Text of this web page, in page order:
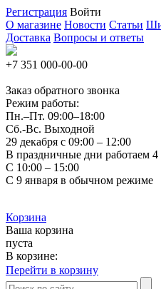
Регистрация Войти
О магазине Новости Статьи
Доставка Вопросы и ответы
+7 351 000-00-00
Заказ обратного звонка
Режим работы:
Пн.–Пт. 09:00–18:00
Сб.-Вс. Выходной
29 декабря с 09:00 – 12:00
В праздничные дни работаем 4
С 10:00 – 15:00
С 9 января в обычном режиме
Корзина
Ваша корзина
пуста
В корзине:
Перейти в корзину